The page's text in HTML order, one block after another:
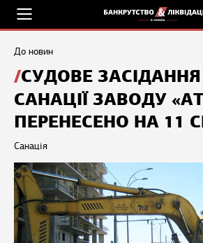
До новин
СУДОВЕ
САНАЦІЇ ЗАВОДУ
ПЕРЕНЕСЕНО НА 11
Санація